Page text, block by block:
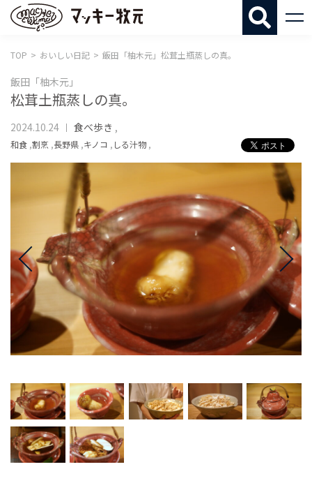
TOP おいしい日記 飯田「柚木元」松茸土瓶蒸しの真。
飯田「柚木元」
松茸土瓶蒸しの真。
2024.10.24 食べ歩き ,
和食 ,割烹 ,長野県 ,キノコ , しる汁物,